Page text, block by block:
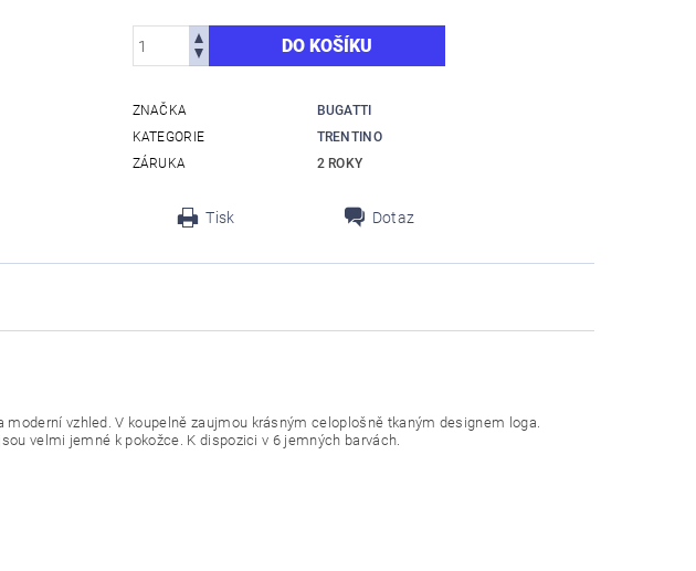
ZNAČKA
BUGATTI
KATEGORIE
TRENTINO
ZÁRUKA
2 ROKY
Tisk Dotaz
vzhled. V koupelně zaujmou krásným celoplošně tkaným designem loga.
velmi jemné k pokožce. K dispozici v 6 jemných barvách.